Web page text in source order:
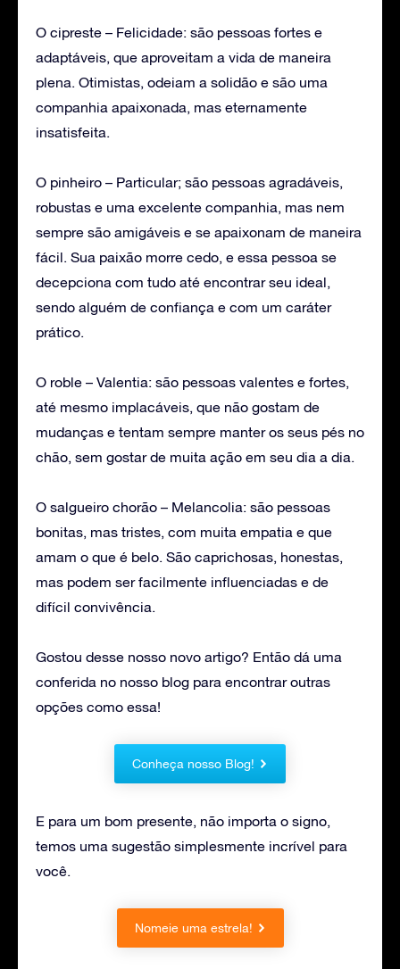
O cipreste – Felicidade: são pessoas fortes e
adaptáveis, que aproveitam a vida de maneira
plena. Otimistas, odeiam a solidão e são uma
companhia apaixonada, mas eternamente
insatisfeita.
O pinheiro – Particular; são pessoas agradáveis,
robustas e uma excelente companhia, mas nem
sempre são amigáveis e se apaixonam de maneira
fácil. Sua paixão morre cedo, e essa pessoa se
decepciona com tudo até encontrar seu ideal,
sendo alguém de confiança e com um caráter
prático.
O roble – Valentia: são pessoas valentes e fortes,
até mesmo implacáveis, que não gostam de
mudanças e tentam sempre manter os seus pés no
chão, sem gostar de muita ação em seu dia a dia.
O salgueiro chorão – Melancolia: são pessoas
bonitas, mas tristes, com muita empatia e que
amam o que é belo. São caprichosas, honestas,
mas podem ser facilmente influenciadas e de
difícil convivência.
Gostou desse nosso novo artigo? Então dá uma
conferida no nosso blog para encontrar outras
opções como essa!
Conheça nosso Blog!
E para um bom presente, não importa o signo,
temos uma sugestão simplesmente incrível para
você.
Nomeie uma estrela!